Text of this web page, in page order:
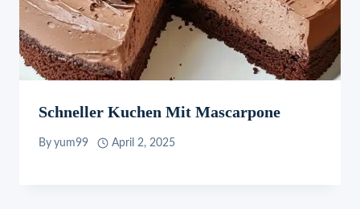
Schneller Kuchen Mit Mascarpone
By yum99 April 2, 2025